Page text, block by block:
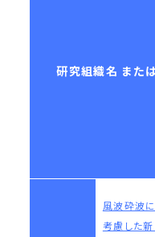
研究組織名 また
風波砕波
考慮した